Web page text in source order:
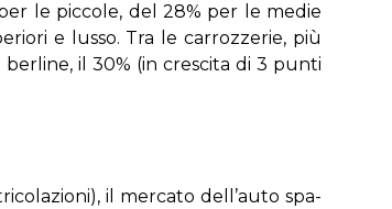
le pic­co­le, del 28% per le me­die
e lus­so. Tra le car­roz­ze­rie, più
il 30% (in cre­sci­ta di 3 pun­ti
il mer­ca­to del­l’au­to spa­